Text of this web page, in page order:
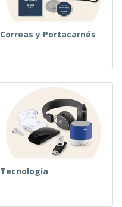
Correas y Portacarnés
Tecnología